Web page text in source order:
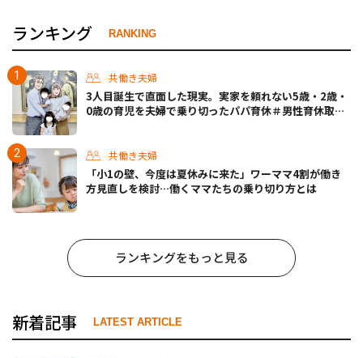
ランキング RANKING
共働き夫婦
3人目誕生で直面した現実。実家を頼れない5歳・2歳・
0歳の育児を夫婦で乗り切ったパパ育休＃男性育休取っ
共働き夫婦
「小1の壁、今度は夏休みに来た」ワーママ4割が働き
方見直しを検討…働くママたちの乗り切り方とは
ランキングをもっと見る
新着記事 LATEST ARTICLE